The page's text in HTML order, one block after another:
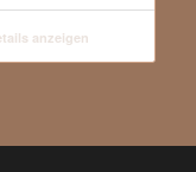
anzeigen